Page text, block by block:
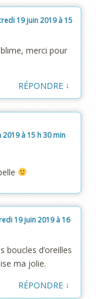
19 juin 2019 à 15
merci pour
RÉPONDRE ↓
2019 à 15 h 30 min
19 juin 2019 à 16
boucles d’oreilles
ma jolie.
RÉPONDRE ↓